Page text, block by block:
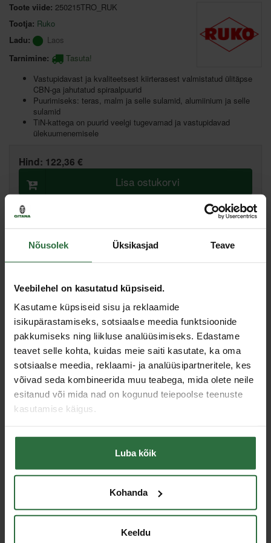
Nõusolek Üksikasjad Teave
Veebilehel on kasutatud küpsiseid.
Kasutame küpsiseid sisu ja reklaamide
isikupärastamiseks, sotsiaalse meedia funktsioonide
pakkumiseks ning liikluse analüüsimiseks. Edastame
teavet selle kohta, kuidas meie saiti kasutate, ka oma
sotsiaalse meedia, reklaami- ja analüüsipartneritele, kes
võivad seda kombineerida muu teabega, mida olete neile
esitanud või mida nad on kogunud teiepoolse teenuste
kasutamise käigus.
Luba kõik
Kohanda
Keeldu
Toote viide: 250215TRO_RUK
Tootja: Ruko
Ladu:
Laos
Tarnimine:
Tasuta!
Vastupidavast ja kvaliteetsest kiirterasest valmistatud ülitäpse
CBN-ga jahutatud spiraalpuurid
Puurimiseks: teras, malm ja selle sulamid, alumiinium ja selle
sulamid
TiN-kattega on puurid veelgi tugevamad ja vastupidavad
ülekuumenemisele
Hind: 122,36 €
Lisa ostukorvi
Spetsifikatsioon
Komplekti sisu
25 puuri Ø1 kuni 13 mm (iga järgnev 0,5 mm)
Toote tüüp
Metallipuur / Komplekt
Pakend
teraskorpus puuride ohutuks hoidmiseks
Sarnased tooted
Toodete loendi laadimine ebaõnnestus.